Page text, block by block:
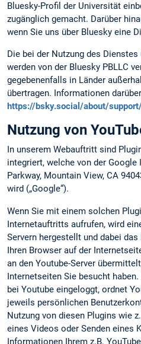
Bluesky-Profil der Universität
zugänglich gemacht. Darüber
wenn Sie uns über Bluesky eine
Die bei der Nutzung des
werden von der Bluesky PBLLC
gegebenenfalls in Länder
übertragen. Informationen
https://bsky.social/about/
Nutzung von
In unserem Webauftritt sind
integriert, welche von der Google
Parkway, Mountain View, CA
wird („Google“).
Wenn Sie mit einem solchen
Internetauftritts aufrufen, wird
Servern hergestellt und dabei
Ihren Browser auf der
an den Youtube-Server
Internetseiten Sie besucht
bei Youtube eingeloggt, ordnet
jeweils persönlichen
Nutzung von diesen Plugins wie
eines Videos oder Senden eines
Informationen Ihrem z.B.